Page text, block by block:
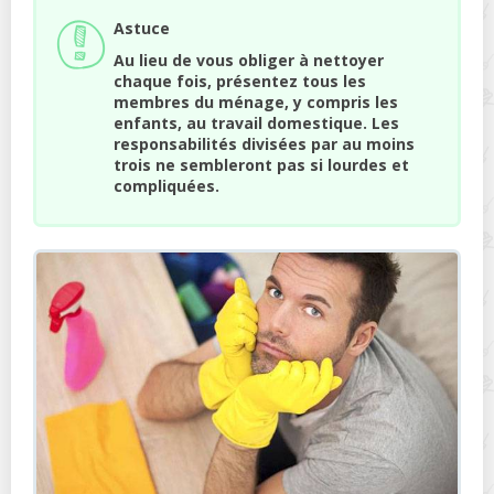
Astuce
Au lieu de vous obliger à nettoyer
chaque fois, présentez tous les
membres du ménage, y compris les
enfants, au travail domestique. Les
responsabilités divisées par au moins
trois ne sembleront pas si lourdes et
compliquées.